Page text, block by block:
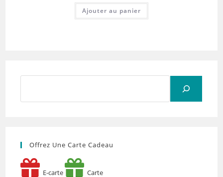
Ajouter au panier
Offrez Une Carte Cadeau
E-carte Carte